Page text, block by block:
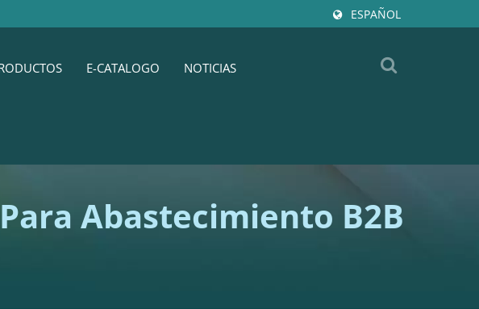
ESPAÑOL
E-CATALOGO NOTICIAS
Abastecimiento B2B